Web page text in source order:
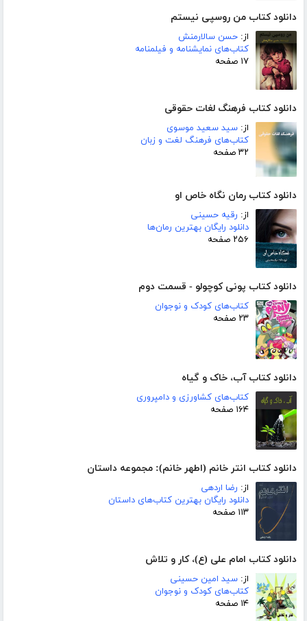
دانلود کتاب من روسپی نیستم
از: حسن سالارمنش
کتاب‌های نمایشنامه و فیلمنامه
۱۷ صفحه
دانلود کتاب فرهنگ لغات حقوقی
از: سید سعید موسوی
کتاب‌های فرهنگ لغت و زبان
۳۲ صفحه
دانلود کتاب رمان نگاه خاص او
از: رقیه حسینی
دانلود رایگان بهترین رمان‌ها
۲۵۶ صفحه
دانلود کتاب پونی کوچولو - قسمت دوم
کتاب‌های کودک و نوجوان
۲۳ صفحه
دانلود کتاب آب، خاک و گیاه
کتاب‌های کشاورزی و دامپروری
۱۶۴ صفحه
دانلود کتاب انتر خانم (اطهر خانم): مجموعه داستان
از: رضا اردهی
دانلود رایگان بهترین کتاب‌های داستان
۱۱۳ صفحه
دانلود کتاب امام علی (ع)، کار و تلاش
از: سید امین حسینی
کتاب‌های کودک و نوجوان
۱۴ صفحه